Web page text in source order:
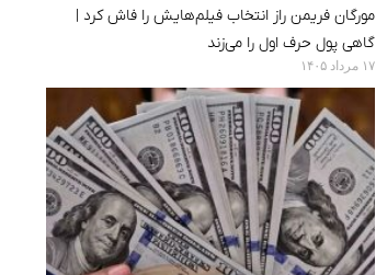
مورگان فریمن راز انتخاب فیلم‌هایش را فاش کرد |
گاهی پول حرف اول را می‌زند
۱۷ مرداد ۱۴۰۵